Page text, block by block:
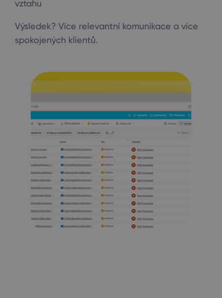
vztahu
Výsledek? Více relevantní komunikace a více
spokojených klientů.